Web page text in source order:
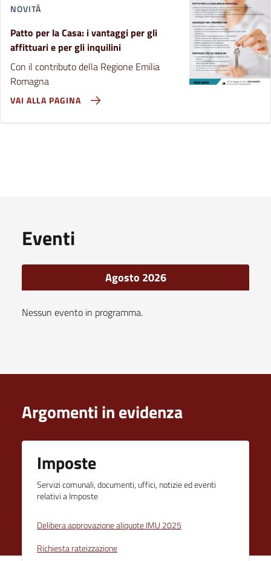
NOVITÀ
Patto per la Casa: i vantaggi per gli
affittuari e per gli inquilini
Con il contributo della Regione Emilia
Romagna
VAI ALLA PAGINA
Eventi
Agosto 2026
Nessun evento in programma.
Argomenti in evidenza
Imposte
Servizi comunali, documenti, uffici, notizie ed eventi
relativi a Imposte
Delibera approvazione aliquote IMU 2025
Richiesta rateizzazione